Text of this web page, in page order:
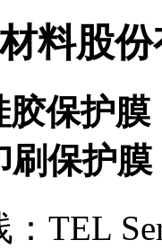
料股
保护
刷保护膜
TEL